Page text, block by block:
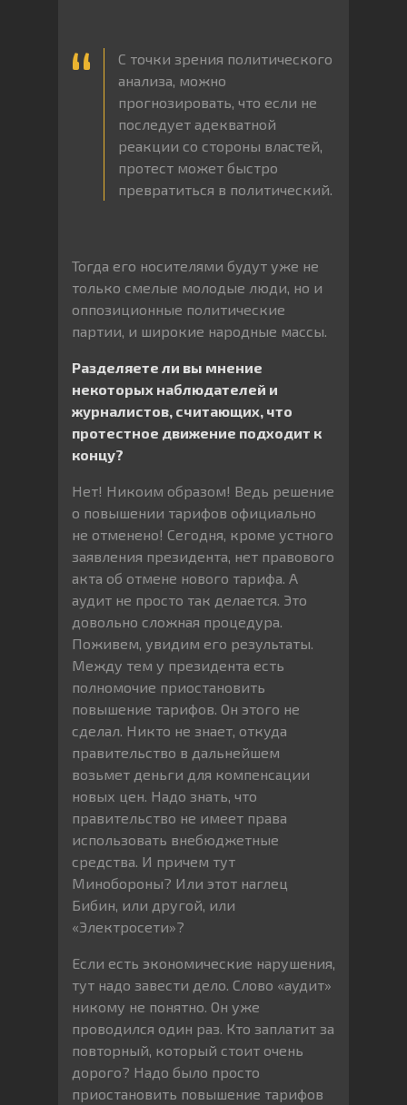
С точки зрения политического
анализа, можно
прогнозировать, что если не
последует адекватной
реакции со стороны властей,
протест может быстро
превратиться в политический.
Тогда его носителями будут уже не
только смелые молодые люди, но и
оппозиционные политические
партии, и широкие народные массы.
Разделяете ли вы мнение
некоторых наблюдателей и
журналистов, считающих, что
протестное движение подходит к
концу?
Нет! Никоим образом! Ведь решение
о повышении тарифов официально
не отменено! Сегодня, кроме устного
заявления президента, нет правового
акта об отмене нового тарифа. А
аудит не просто так делается. Это
довольно сложная процедура.
Поживем, увидим его результаты.
Между тем у президента есть
полномочие приостановить
повышение тарифов. Он этого не
сделал. Никто не знает, откуда
правительство в дальнейшем
возьмет деньги для компенсации
новых цен. Надо знать, что
правительство не имеет права
использовать внебюджетные
средства. И причем тут
Минобороны? Или этот наглец
Бибин, или другой, или
«Электросети»?
Если есть экономические нарушения,
тут надо завести дело. Слово «аудит»
никому не понятно. Он уже
проводился один раз. Кто заплатит за
повторный, который стоит очень
дорого? Надо было просто
приостановить повышение тарифов